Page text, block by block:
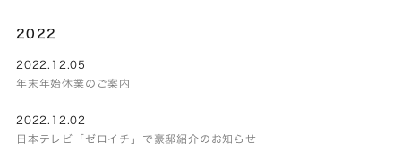
2022
2022.12.05
年末年始休業のご案内
2022.12.02
日本テレビ「ゼロイチ」で豪邸紹介のお知らせ